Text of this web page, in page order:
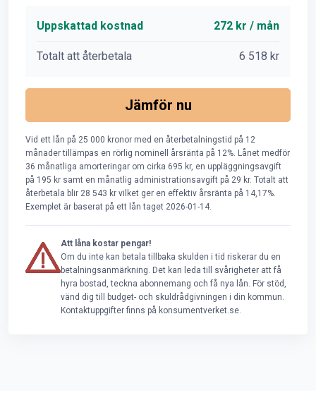
Uppskattad kostnad 272 kr / mån
Totalt att återbetala 6 518 kr
Jämför nu
Vid ett lån på 25 000 kronor med en återbetalningstid på 12
månader tillämpas en rörlig nominell årsränta på 12%. Lånet medför
36 månatliga amorteringar om cirka 695 kr, en uppläggningsavgift
på 195 kr samt en månatlig administrationsavgift på 29 kr. Totalt att
återbetala blir 28 543 kr vilket ger en effektiv årsränta på 14,17%.
Exemplet är baserat på ett lån taget 2026-01-14.
Att låna kostar pengar!
Om du inte kan betala tillbaka skulden i tid riskerar du en
betalningsanmärkning. Det kan leda till svårigheter att få
hyra bostad, teckna abonnemang och få nya lån. För stöd,
vänd dig till budget- och skuldrådgivningen i din kommun.
Kontaktuppgifter finns på konsumentverket.se.